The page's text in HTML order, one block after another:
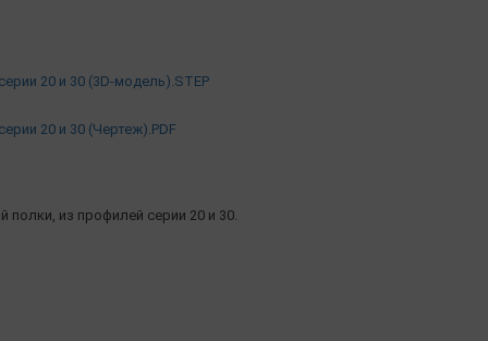
20 и 30 (3D-модель).STEP
20 и 30 (Чертеж).PDF
из профилей серии 20 и 30.